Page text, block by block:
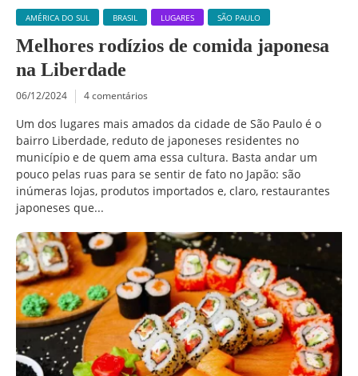
AMÉRICA DO SUL BRASIL LUGARES SÃO PAULO
Melhores rodízios de comida japonesa
na Liberdade
06/12/2024 4 comentários
Um dos lugares mais amados da cidade de São Paulo é o
bairro Liberdade, reduto de japoneses residentes no
município e de quem ama essa cultura. Basta andar um
pouco pelas ruas para se sentir de fato no Japão: são
inúmeras lojas, produtos importados e, claro, restaurantes
japoneses que...